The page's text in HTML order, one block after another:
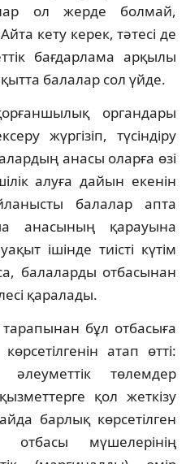
ол жерде болмай,
кету керек, тәтесі де
бағдарлама арқылы
балалар сол үйде.
органдары
жүргізіп, түсіндіру
анасы оларға өзі
алуға дайын екенін
балалар апта
анасының қарауына
ішінде тиісті күтім
балаларды отбасынан
қаралады.
тарапынан бұл отбасыға
атап өтті:
төлемдер
қол жеткізу
барлық көрсетілген
отбасы мүшелерінің